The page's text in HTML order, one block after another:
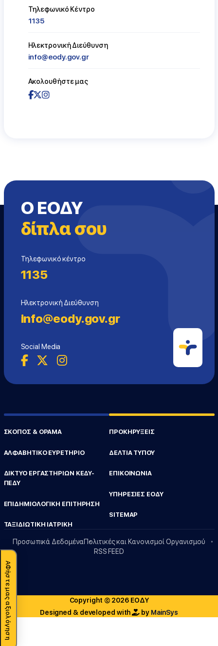
ΑΦήστε μας αξιολόγηση
Τηλεφωνικό Κέντρο
1135
Ηλεκτρονική Διεύθυνση
info@eody.gov.gr
Ακολουθήστε μας
Ο ΕΟΔΥ
δίπλα σου
Τηλεφωνικό κέντρο
1135
Ηλεκτρονική Διεύθυνση
info@eody.gov.gr
Social Media
ΣΚΟΠΟΣ & ΟΡΑΜΑ
ΑΛΦΑΒΗΤΙΚΟ ΕΥΡΕΤΗΡΙΟ
ΔΙΚΤΥΟ ΕΡΓΑΣΤΗΡΙΩΝ ΚΕΔΥ-
ΠΕΔΥ
ΕΠΙΔΗΜΙΟΛΟΓΙΚΗ ΕΠΙΤΗΡΗΣΗ
ΤΑΞΙΔΙΩΤΙΚΗ ΙΑΤΡΙΚΗ
ΠΡΟΚΗΡΥΞΕΙΣ
ΔΕΛΤΙΑ ΤΥΠΟΥ
ΕΠΙΚΟΙΝΩΝΙΑ
ΥΠΗΡΕΣΙΕΣ ΕΟΔΥ
SITEMAP
Προσωπικά ΔεδομέναΠολιτικές και Κανονισμοί Οργανισμού
RSS FEED
Copyright © 2026 ΕΟΔΥ
Designed & developed with
by MainSys